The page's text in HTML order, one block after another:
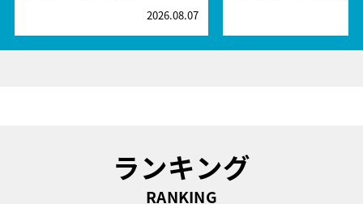
2026.08.07
ランキング
RANKING